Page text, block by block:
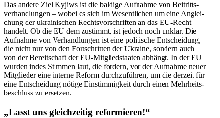
Das andere Ziel Kyjiws ist die baldige Auf­nahme von Bei­tritts­
ver­hand­lun­gen – wobei es sich im Wesent­li­chen um eine Anglei­
chung der ukrai­ni­schen Rechts­vor­schrif­ten an das EU-Recht
handelt. Ob die EU dem zustimmt, ist jedoch noch unklar. Die
Auf­nahme von Ver­hand­lun­gen ist eine poli­ti­sche Ent­schei­dung,
die nicht nur von den Fort­schrit­ten der Ukraine, sondern auch
von der Bereit­schaft der EU-Mit­glied­staa­ten abhängt. In der EU
wurden indes Stimmen laut, die fordern, vor der Auf­nahme neuer
Mit­glie­der eine interne Reform durch­zu­füh­ren, um die derzeit für
eine Ent­schei­dung nötige Ein­stim­mig­keit durch einen Mehr­heits­
be­schluss zu ersetzen.
„Lasst uns gleich­zei­tig reformieren!“